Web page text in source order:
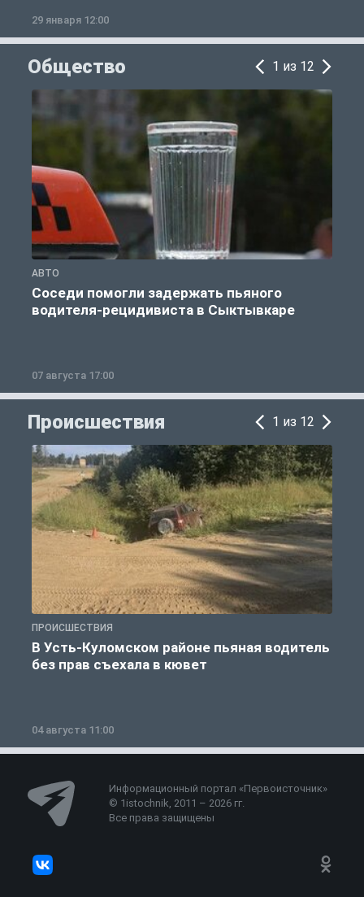
29 января 12:00
Общество 1 из 12
АВТО
Соседи помогли задержать пьяного
водителя-рецидивиста в Сыктывкаре
07 августа 17:00
Происшествия 1 из 12
ПРОИСШЕСТВИЯ
В Усть-Куломском районе пьяная водитель
без прав съехала в кювет
04 августа 11:00
Информационный портал «Первоисточник»
© 1istochnik, 2011 – 2026 гг.
Все права защищены